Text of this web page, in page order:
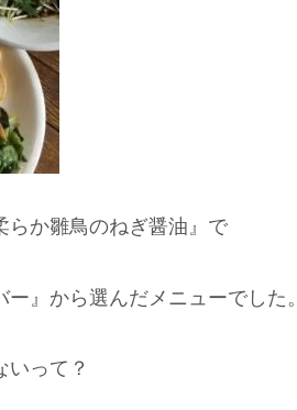
らか雛鳥のねぎ醤油』で
』から選んだメニューでした。
って？